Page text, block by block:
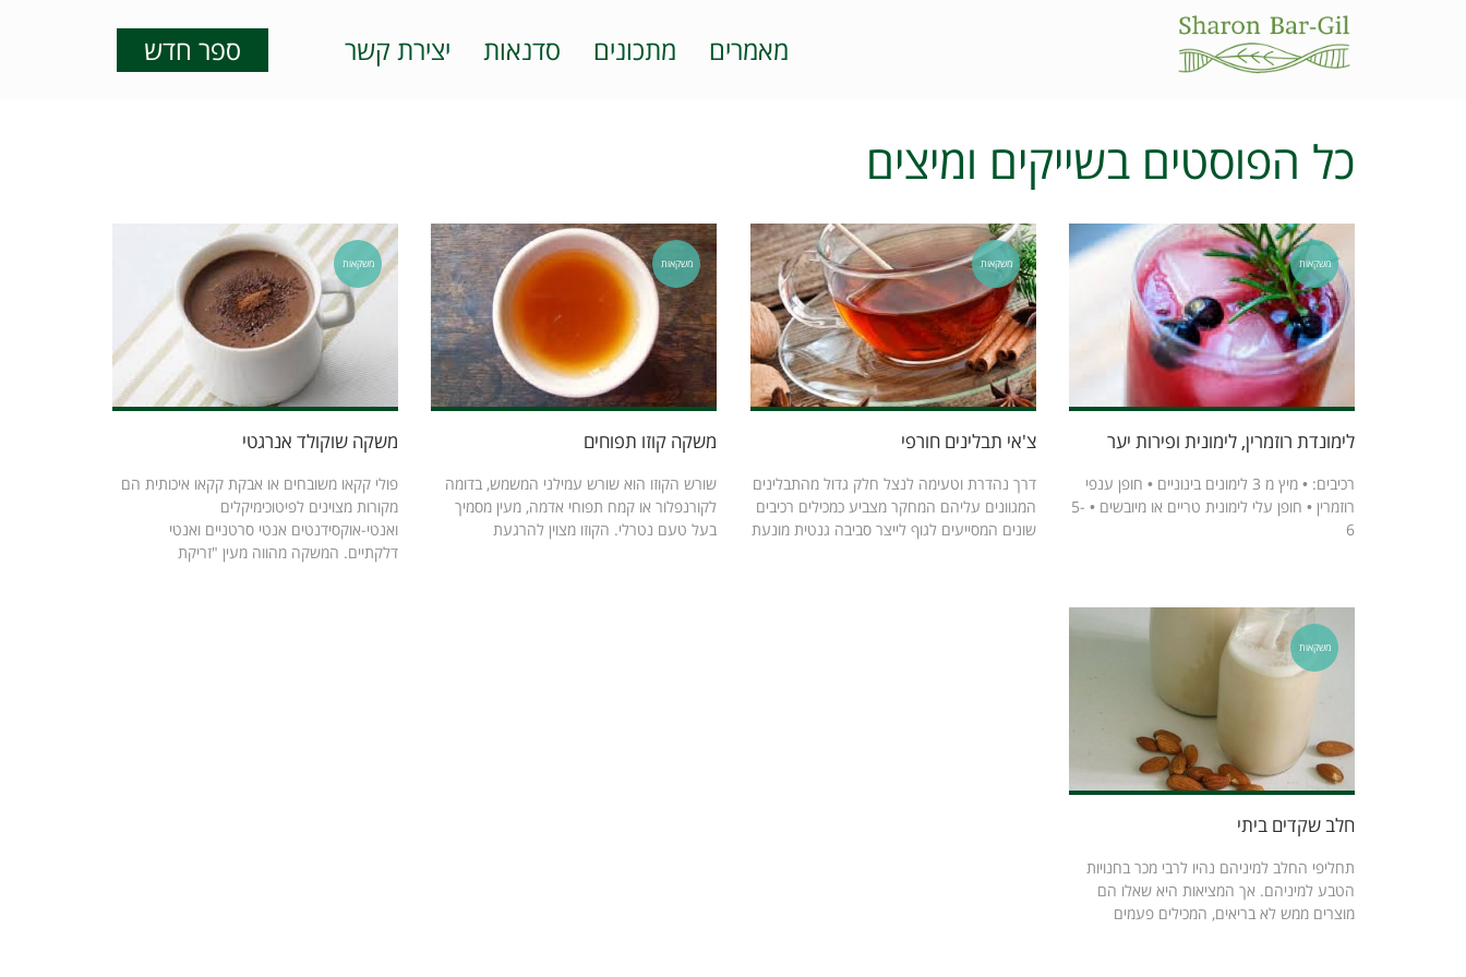
מאמרים מתכונים סדנאות יצירת קשר ספר חדש
כל הפוסטים בשייקים ומיצים
משקאות
לימונדת רוזמרין, לימונית ופירות יער
רכיבים: • מיץ מ 3 לימונים בינוניים • חופן ענפי
רוזמרין • חופן עלי לימונית טריים או מיובשים • 5-
6
משקאות
צ'אי תבלינים חורפי
דרך נהדרת וטעימה לנצל חלק גדול מהתבלינים
המגוונים עליהם המחקר מצביע כמכילים רכיבים
שונים המסייעים לגוף לייצר סביבה גנטית מונעת
משקאות
משקה קוזו תפוחים
שורש הקוזו הוא שורש עמילני המשמש, בדומה
לקורנפלור או קמח תפוחי אדמה, מעין מסמיך
בעל טעם נטרלי. הקוזו מצוין להרגעת
משקאות
משקה שוקולד אנרגטי
פולי קקאו משובחים או אבקת קקאו איכותית הם
מקורות מצוינים לפיטוכימיקלים
ואנטי-אוקסידנטים אנטי סרטניים ואנטי
דלקתיים. המשקה מהווה מעין "זריקת
משקאות
חלב שקדים ביתי
תחליפי החלב למיניהם נהיו לרבי מכר בחנויות
הטבע למיניהם. אך המציאות היא שאלו הם
מוצרים ממש לא בריאים, המכילים פעמים